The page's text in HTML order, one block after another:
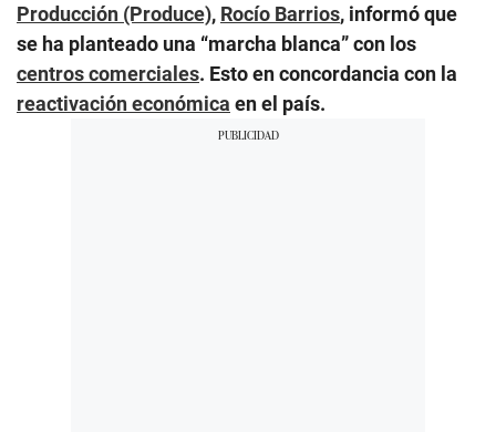
Producción (Produce), Rocío Barrios, informó que
se ha planteado una “marcha blanca” con los
centros comerciales. Esto en concordancia con la
reactivación económica en el país.